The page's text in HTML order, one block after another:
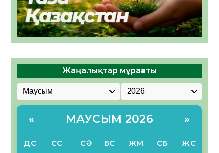
Жаңалықтар мұрағаты
« МАУСЫМ 2026 »
ДС СС СӘ БС ЖМ СБ ЖС